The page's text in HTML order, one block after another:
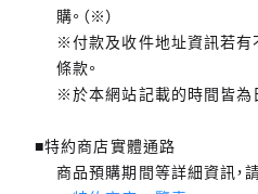
購。（※）
※付款及收件地址資訊若有
條款。
※於本網站記載的時間皆為
■特約商店實體通路
商品預購期間等詳細資訊，